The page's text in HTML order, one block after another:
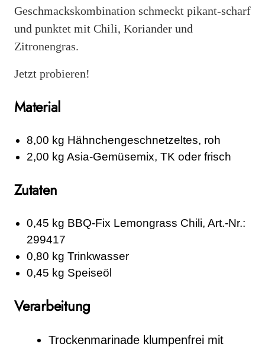
Geschmackskombination schmeckt pikant-scharf
und punktet mit Chili, Koriander und
Zitronengras.
Jetzt probieren!
Material
8,00 kg Hähnchengeschnetzeltes, roh
2,00 kg Asia-Gemüsemix, TK oder frisch
Zutaten
0,45 kg BBQ-Fix Lemongrass Chili, Art.-Nr.:
299417
0,80 kg Trinkwasser
0,45 kg Speiseöl
Verarbeitung
Trockenmarinade klumpenfrei mit